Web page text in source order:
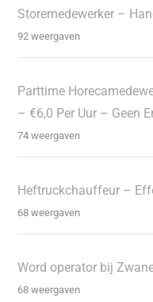
Storemedewerker –
92 weergaven
Parttime
– €6,0 Per Uur – Geen
74 weergaven
Heftruckchauffeur –
68 weergaven
Word operator bij
68 weergaven